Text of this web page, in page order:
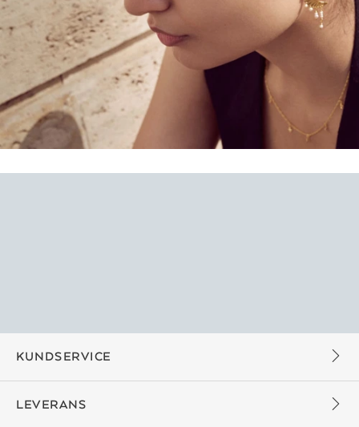
KUNDSERVICE
LEVERANS